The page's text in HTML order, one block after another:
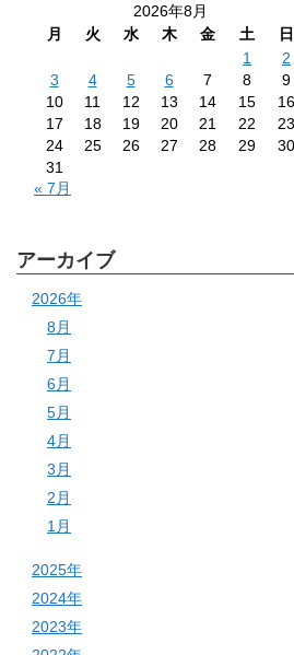
2026年8月
月
火 水 木 金 土
日
1
2
3
4 5 6 7 8
9
10
11 12 13 14 15
16
17
18 19 20 21 22
23
24
25 26 27 28 29
30
31
« 7月
アーカイブ
2026年
8月
7月
6月
5月
4月
3月
2月
1月
2025年
2024年
2023年